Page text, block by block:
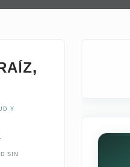
Y
SIN